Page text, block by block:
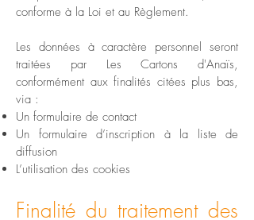
conforme à la Loi et au Règlement.
Les données à caractère personnel seront
traitées par Les Cartons d'Anaïs,
conformément aux finalités citées plus bas,
via :
Un formulaire de contact
Un formulaire d’inscription à la liste de
diffusion
L’utilisation des cookies
Finalité du traitement des